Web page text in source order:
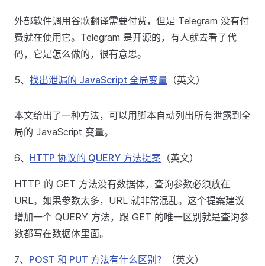
外部软件调用谷歌翻译需要付费，但是 Telegram 没有付
费就在使用它。Telegram 是开源的，有人就去看了代
码，它是怎么做的，很有意思。
5、 找出泄漏的 JavaScript 全局变量 （英文）
本文给出了一种方法，可以用脚本自动列出所有泄露到全
局的 JavaScript 变量。
6、 HTTP 协议的 QUERY 方法提案 （英文）
HTTP 的 GET 方法没有数据体，查询参数必须放在
URL。如果参数太多，URL 就非常混乱。这个提案建议
增加一个 QUERY 方法，跟 GET 的唯一区别就是查询参
数都写在数据体里面。
7、 POST 和 PUT 方法有什么区别？ （英文）